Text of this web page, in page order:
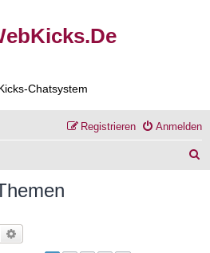
Chatsystem
Anmelden
Registrieren
Suche